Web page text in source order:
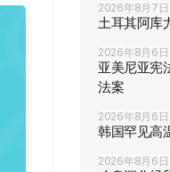
2026年8月7
土耳其阿库
2026年8月6日
亚美尼亚宪
法案
2026年8月6日
韩国罕见高
2026年8月6日